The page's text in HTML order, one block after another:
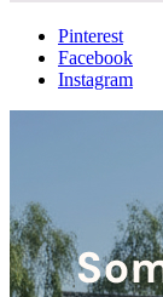
Pinterest
Facebook
Instagram